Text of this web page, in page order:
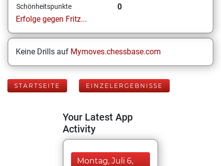
Schönheitspunkte
0
Erfolge gegen Fritz...
Keine Drills auf Mymoves.chessbase.com
STARTSEITE EINZELERGEBNISSE
Your Latest App
Activity
Montag, Juli 6,